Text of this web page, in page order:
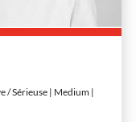
/ Sérieuse | Medium |